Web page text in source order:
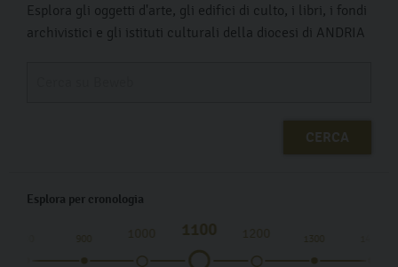
Esplora gli oggetti d'arte, gli edifici di culto, i libri, i fondi
archivistici e gli istituti culturali della diocesi di ANDRIA
Esplora per cronologia
900 1000 1100 1200 1300